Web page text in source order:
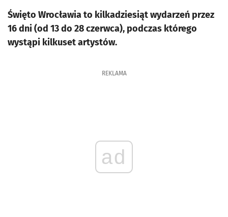
Święto Wrocławia to kilkadziesiąt wydarzeń przez
16 dni (od 13 do 28 czerwca), podczas którego
wystąpi kilkuset artystów.
REKLAMA
ad